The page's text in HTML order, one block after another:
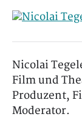
Nicolai
Film und
Produzent,
Moderator.